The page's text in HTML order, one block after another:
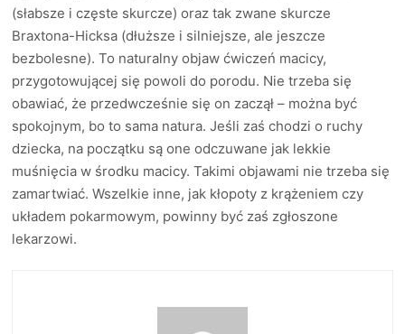
(słabsze i częste skurcze) oraz tak zwane skurcze
Braxtona-Hicksa (dłuższe i silniejsze, ale jeszcze
bezbolesne). To naturalny objaw ćwiczeń macicy,
przygotowującej się powoli do porodu. Nie trzeba się
obawiać, że przedwcześnie się on zaczął – można być
spokojnym, bo to sama natura. Jeśli zaś chodzi o ruchy
dziecka, na początku są one odczuwane jak lekkie
muśnięcia w środku macicy. Takimi objawami nie trzeba się
zamartwiać. Wszelkie inne, jak kłopoty z krążeniem czy
układem pokarmowym, powinny być zaś zgłoszone
lekarzowi.